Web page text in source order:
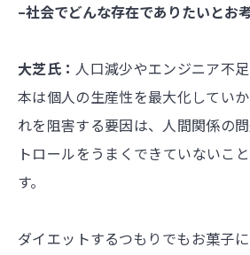
–社会でどんな存在でありたいとお
大芝氏： 人口減少やエンジニア不
本は個人の生産性を最大化してい
れを阻害する要因は、人間関係の
トロールをうまくできていないこ
す。
ダイエットするつもりでもお菓子